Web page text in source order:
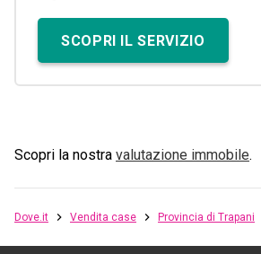
SCOPRI IL SERVIZIO
Scopri la nostra valutazione immobile.
Dove.it Vendita case Provincia di Trapani